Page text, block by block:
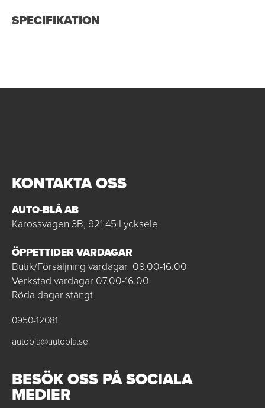
SPECIFIKATION
KONTAKTA OSS
AUTO-BLÅ AB
Karossvägen 3B, 921 45 Lycksele
ÖPPETTIDER VARDAGAR
Butik/Försäljning vardagar 09.00-16.00
Verkstad vardagar 07.00-16.00
Röda dagar stängt
0950-12081
autobla@autobla.se
BESÖK OSS PÅ SOCIALA
MEDIER